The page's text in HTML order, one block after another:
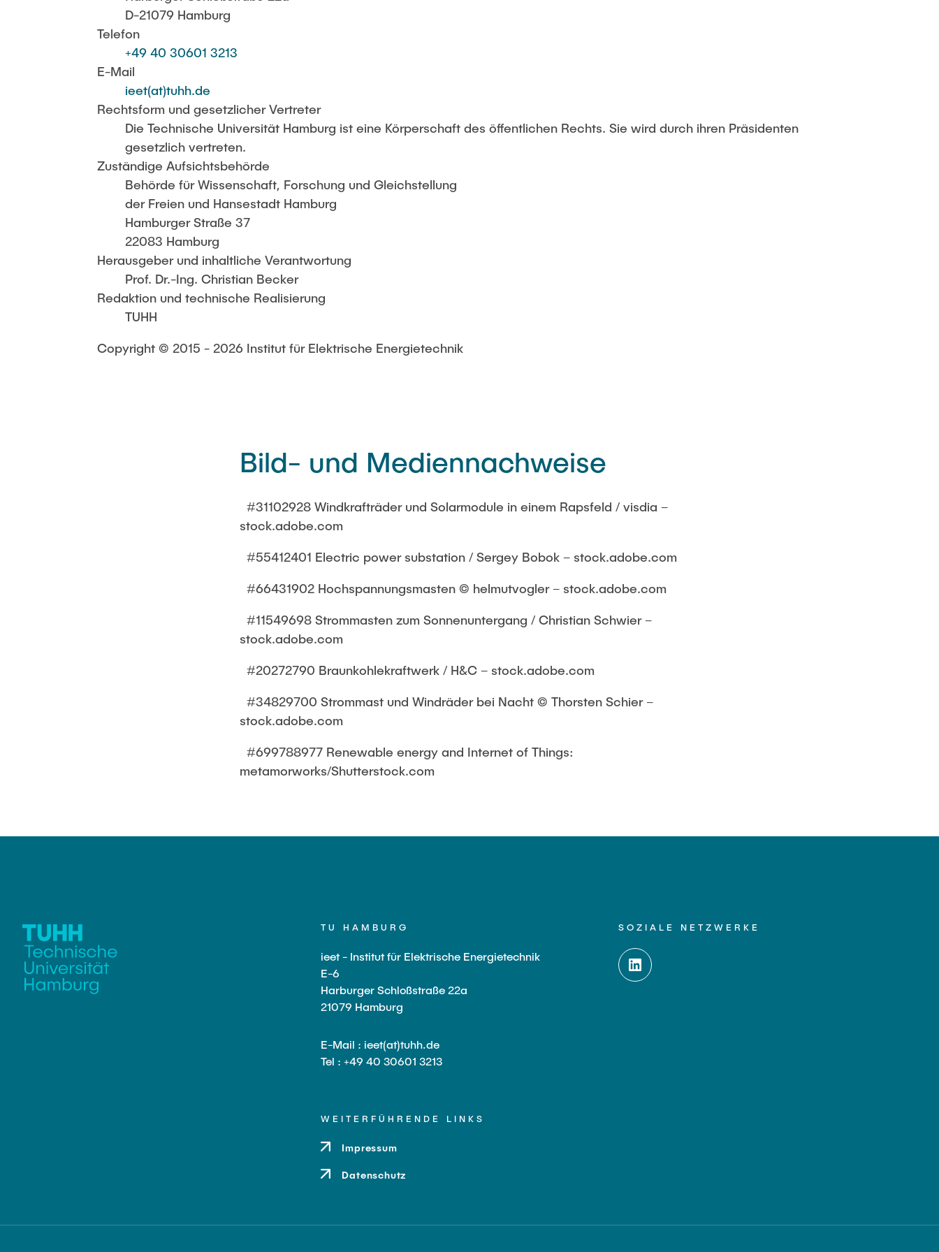
D-21079 Hamburg
Telefon
+49 40 30601 3213
E-Mail
ieet(at)tuhh.de
Rechtsform und gesetzlicher Vertreter
Die Technische Universität Hamburg ist eine Körperschaft des öffentlichen Rechts. Sie wird durch ihren Präsidenten
gesetzlich vertreten.
Zuständige Aufsichtsbehörde
Behörde für Wissenschaft, Forschung und Gleichstellung
der Freien und Hansestadt Hamburg
Hamburger Straße 37
22083 Hamburg
Herausgeber und inhaltliche Verantwortung
Prof. Dr.-Ing. Christian Becker
Redaktion und technische Realisierung
TUHH
Copyright © 2015 - 2026 Institut für Elektrische Energietechnik
Bild- und Mediennachweise
#31102928 Windkrafträder und Solarmodule in einem Rapsfeld / visdia –
stock.adobe.com
#55412401 Electric power substation / Sergey Bobok – stock.adobe.com
#66431902 Hochspannungsmasten © helmutvogler – stock.adobe.com
#11549698 Strommasten zum Sonnenuntergang / Christian Schwier –
stock.adobe.com
#20272790 Braunkohlekraftwerk / H&C – stock.adobe.com
#34829700 Strommast und Windräder bei Nacht © Thorsten Schier –
stock.adobe.com
#699788977 Renewable energy and Internet of Things:
metamorworks/Shutterstock.com
TU HAMBURG
ieet - Institut für Elektrische Energietechnik
E-6
Harburger Schloßstraße 22a
21079 Hamburg
E-Mail : ieet(at)tuhh.de
Tel : +49 40 30601 3213
SOZIALE NETZWERKE
WEITERFÜHRENDE LINKS
Impressum
Datenschutz